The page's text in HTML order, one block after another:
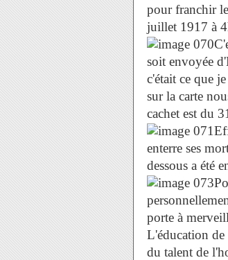
pour franchir
juillet 1917 à
soit envoyée
c'était ce que
sur la carte
cachet est du
enterre ses
dessous a
porte à
L'éducation de
du talent de